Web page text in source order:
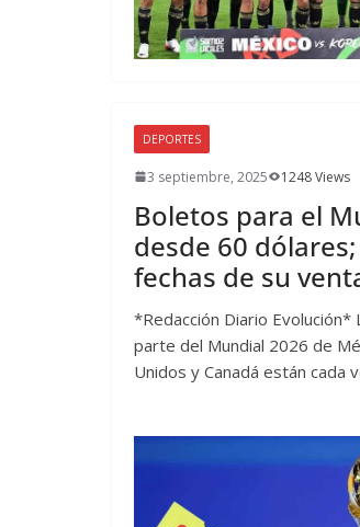
DEPORTES
3 septiembre, 2025 1248 Views
Boletos para el
desde 60
fechas de su
*Redacción Diario Evolución*
parte del Mundial 2026 de
Unidos y Canadá están cada